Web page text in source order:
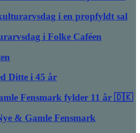
i en propfyldt sal
i Folke Caféen
Ditte i 45 år
Fensmark fylder 11 år 🇩🇰
& Gamle Fensmark